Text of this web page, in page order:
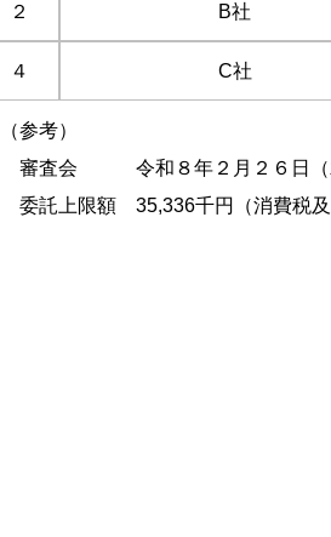
２ B社
４ C社
（参考）
審査会 令和８年２月２６日（
委託上限額 35,336千円（消費税